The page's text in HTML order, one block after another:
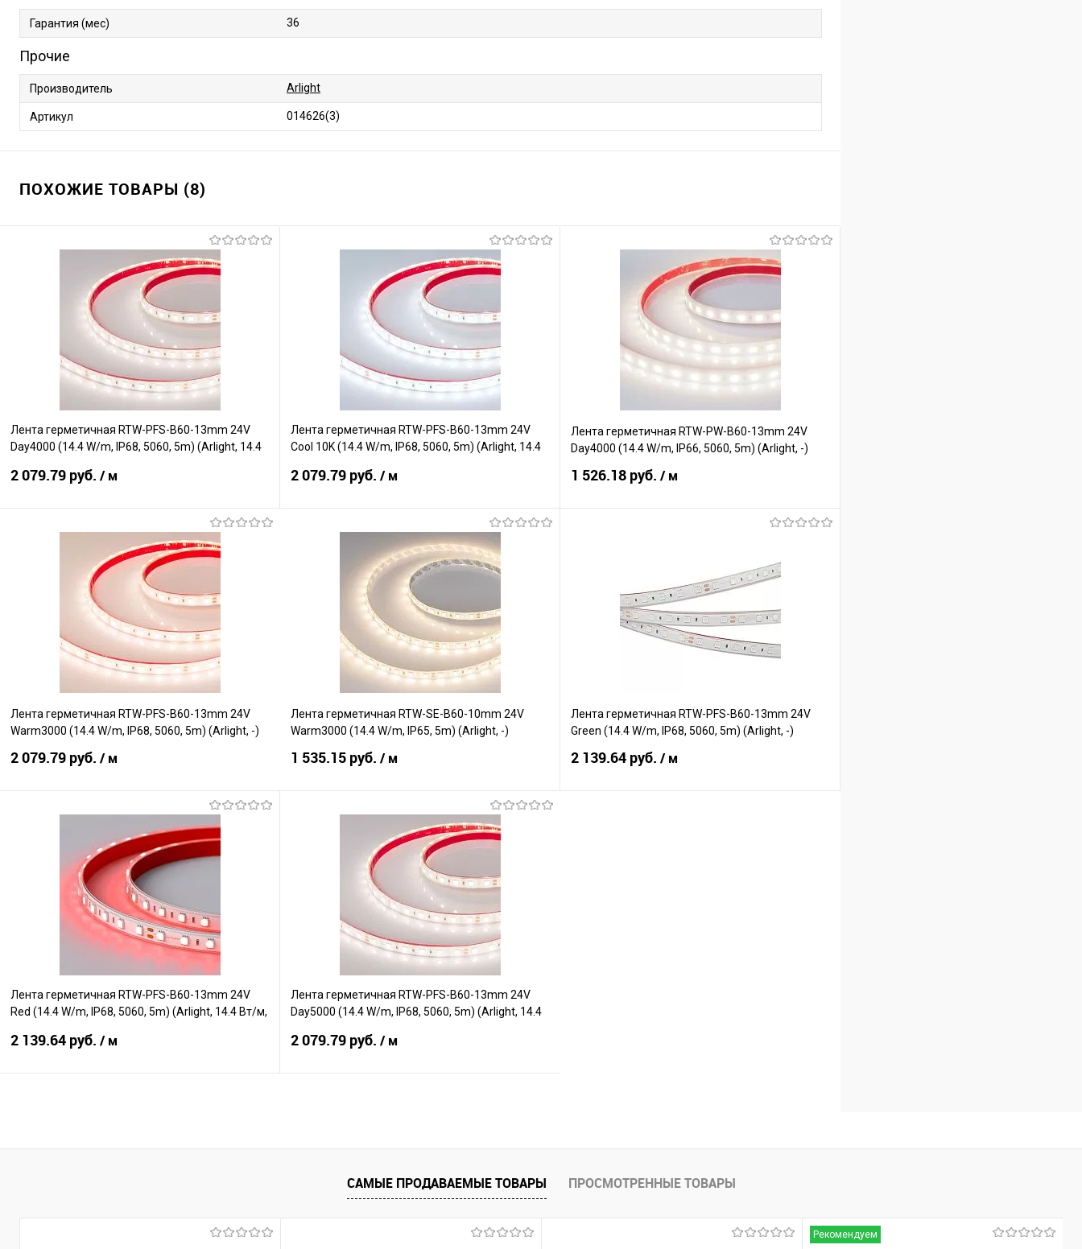
Гарантия (мес) 36
Прочие
Производитель Arlight
Артикул 014626(3)
ПОХОЖИЕ ТОВАРЫ (8)
Лента герметичная RTW-PFS-B60-13mm 24V
Day4000 (14.4 W/m, IP68, 5060, 5m) (Arlight, 14.4
2 079.79 руб. / м
В корзину
В наличии
Лента герметичная RTW-PFS-B60-13mm 24V
Cool 10K (14.4 W/m, IP68, 5060, 5m) (Arlight, 14.4
2 079.79 руб. / м
В корзину
В избранное
В наличии
Лента герметичная RTW-PW-B60-13mm 24V
Day4000 (14.4 W/m, IP66, 5060, 5m) (Arlight, -)
1 526.18 руб. / м
В избранное
В наличии
Лента герметичная RTW-PFS-B60-13mm 24V
Warm3000 (14.4 W/m, IP68, 5060, 5m) (Arlight, -)
2 079.79 руб. / м
В корзину
Сравнение
В избранное
Лента герметичная RTW-SE-B60-10mm 24V
Warm3000 (14.4 W/m, IP65, 5m) (Arlight, -)
1 535.15 руб. / м
В корзину
В наличии
Лента герметичная RTW-PFS-B60-13mm 24V
Green (14.4 W/m, IP68, 5060, 5m) (Arlight, -)
2 139.64 руб. / м
Лента герметичная RTW-PFS-B60-13mm 24V
Red (14.4 W/m, IP68, 5060, 5m) (Arlight, 14.4 Вт/м,
2 139.64 руб. / м
Сравнение
Лента герметичная RTW-PFS-B60-13mm 24V
Day5000 (14.4 W/m, IP68, 5060, 5m) (Arlight, 14.4
2 079.79 руб. / м
Сравнение
В избранное
В наличии
САМЫЕ ПРОДАВАЕМЫЕ ТОВАРЫ ПРОСМОТРЕННЫЕ ТОВАРЫ
Рекомендуем